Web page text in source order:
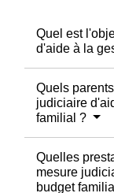
Quel est
d'aide à la
Quels
judiciaire
familial ?
Quelles
mesure
budget